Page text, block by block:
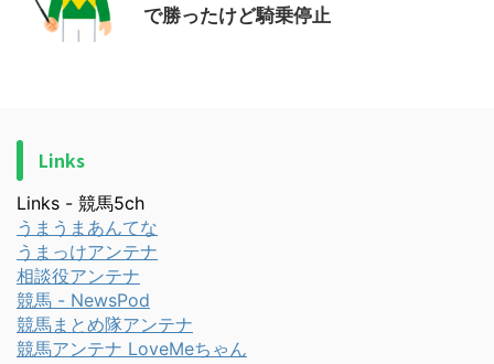
で勝ったけど騎乗停止
Links
Links - 競馬5ch
うまうまあんてな
うまっけアンテナ
相談役アンテナ
競馬 - NewsPod
競馬まとめ隊アンテナ
競馬アンテナ LoveMeちゃん